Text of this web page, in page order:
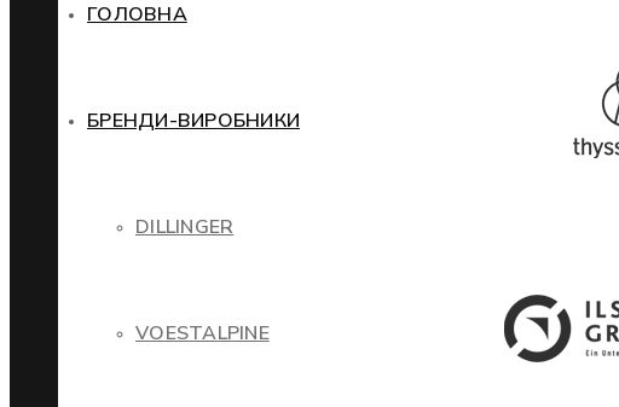
ГОЛОВНА
БРЕНДИ-ВИРОБНИКИ
DILLINGER
VOESTALPINE